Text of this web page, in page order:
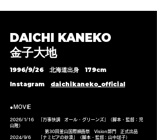
DAICHI KANEKO
​金子大地
1996/9/26 北海道出身 179cm
Instagram daichikaneko_official
●MOVIE
2026/1/16 「万事快調 オール・グリーンズ」（脚本・監督：児
山隆）
​ 第30回釜山国際映画祭 Vision部門 正式出品
2024/9/6 「ナミビアの砂漠」（脚本・監督：山中瑶子）